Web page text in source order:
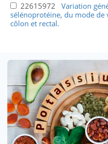
22615972 Variation
sélénoprotéine, du mode de
côlon et rectal.